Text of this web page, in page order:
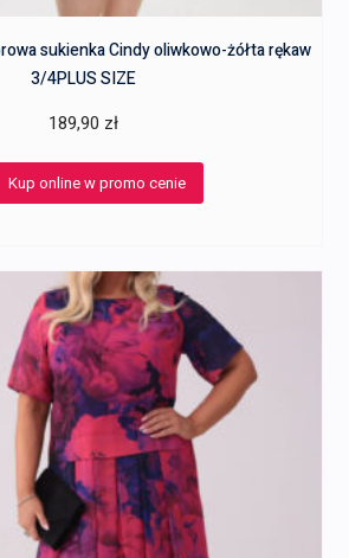
sukienka Cindy oliwkowo-żółta rękaw
3/4PLUS SIZE
189,90 zł
Kup online w promo cenie